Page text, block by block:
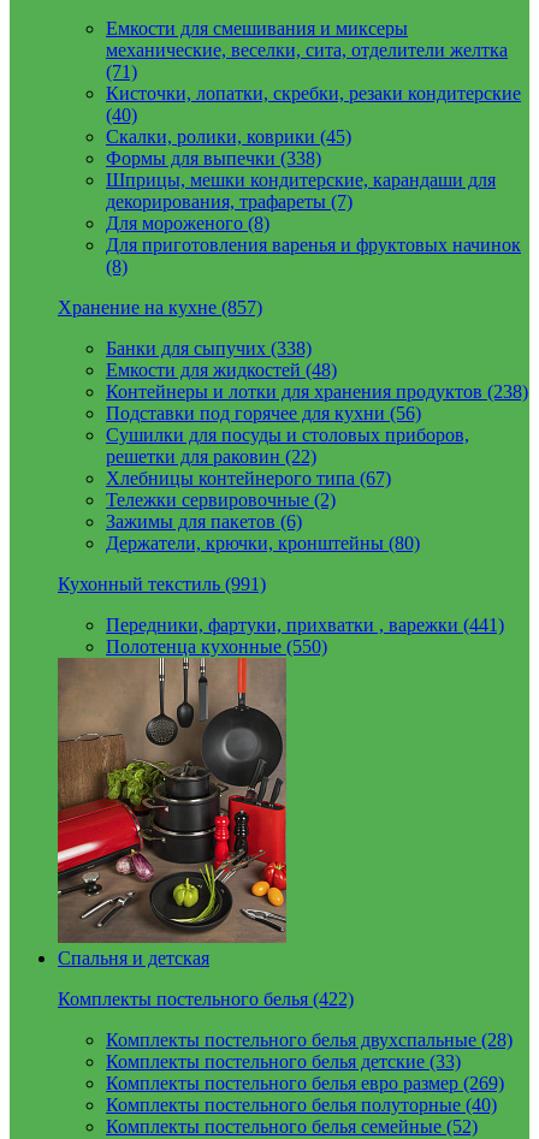
Емкости для смешивания и миксеры
механические, веселки, сита, отделители желтка
(71)
Кисточки, лопатки, скребки, резаки кондитерские
(40)
Скалки, ролики, коврики (45)
Формы для выпечки (338)
Шприцы, мешки кондитерские, карандаши для
декорирования, трафареты (7)
Для мороженого (8)
Для приготовления варенья и фруктовых начинок
(8)
Хранение на кухне (857)
Банки для сыпучих (338)
Емкости для жидкостей (48)
Контейнеры и лотки для хранения продуктов (238)
Подставки под горячее для кухни (56)
Сушилки для посуды и столовых приборов,
решетки для раковин (22)
Хлебницы контейнерого типа (67)
Тележки сервировочные (2)
Зажимы для пакетов (6)
Держатели, крючки, кронштейны (80)
Кухонный текстиль (991)
Передники, фартуки, прихватки , варежки (441)
Полотенца кухонные (550)
Спальня и детская
Комплекты постельного белья (422)
Комплекты постельного белья двухспальные (28)
Комплекты постельного белья детские (33)
Комплекты постельного белья евро размер (269)
Комплекты постельного белья полуторные (40)
Комплекты постельного белья семейные (52)